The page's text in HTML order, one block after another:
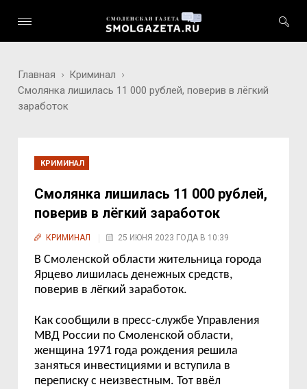
Главная
Криминал
Смолянка лишилась 11 000 рублей, поверив в лёгкий
заработок
КРИМИНАЛ
Смолянка лишилась 11 000 рублей,
поверив в лёгкий заработок
КРИМИНАЛ 25 ИЮНЯ 2023 ГОДА В 10:39
В Смоленской области жительница города
Ярцево лишилась денежных средств,
поверив в лёгкий заработок.
Как сообщили в пресс-службе Управления
МВД России по Смоленской области,
женщина 1971 года рождения решила
заняться инвестициями и вступила в
переписку с неизвестным. Тот ввёл